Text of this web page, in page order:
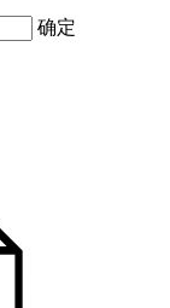
确定